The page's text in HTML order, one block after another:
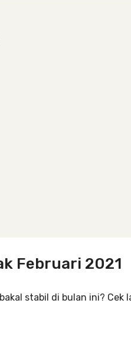
Februari 2021
stabil di bulan ini? Cek